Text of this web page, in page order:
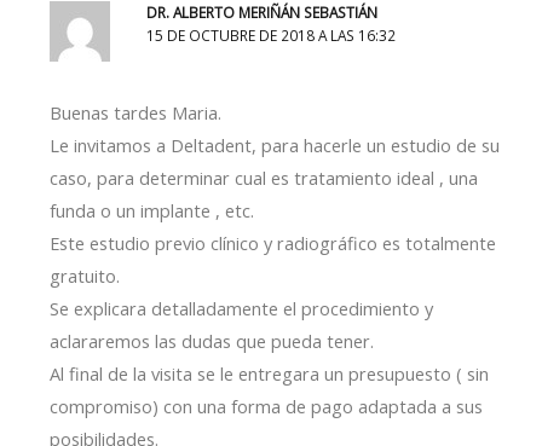
DR. ALBERTO MERIÑÁN SEBASTIÁN
15 DE OCTUBRE DE 2018 A LAS 16:32
Buenas tardes Maria.
Le invitamos a Deltadent, para hacerle un estudio de su
caso, para determinar cual es tratamiento ideal , una
funda o un implante , etc.
Este estudio previo clínico y radiográfico es totalmente
gratuito.
Se explicara detalladamente el procedimiento y
aclararemos las dudas que pueda tener.
Al final de la visita se le entregara un presupuesto ( sin
compromiso) con una forma de pago adaptada a sus
posibilidades.